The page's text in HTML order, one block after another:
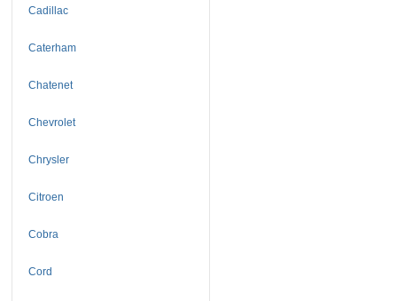
Cadillac
Caterham
Chatenet
Chevrolet
Chrysler
Citroen
Cobra
Cord